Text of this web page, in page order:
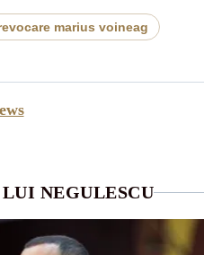
marius voineag
NEGULESCU